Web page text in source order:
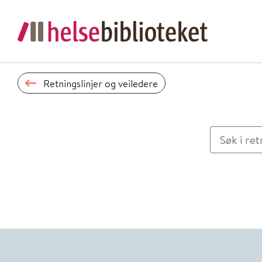
Retningslinjer og veiledere